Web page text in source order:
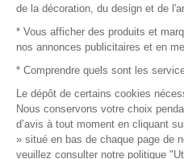
Conditions
de la décoration, du design et de
* Vous afficher des produits et
nos annonces publicitaires et en
* Comprendre quels sont les
Le dépôt de certains cookies
Nous conservons votre choix
d’avis à tout moment en cliquant
» situé en bas de chaque page de
veuillez consulter notre politique